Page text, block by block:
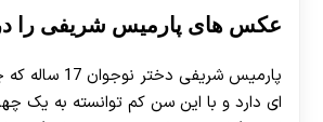
عکس های پارمیس شریفی را در
پارمیس شریفی
ای دارد و با این سن کم توانسته به یک